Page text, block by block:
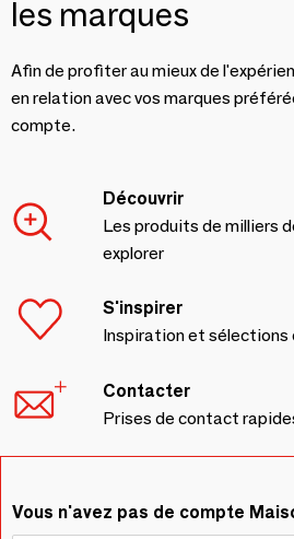
les marques
Afin de profiter au mieux de
en relation avec vos marques
compte.
Découvrir
Les produits de milliers
explorer
S'inspirer
Inspiration et
Contacter
Prises de contact
Vous n'avez pas de compte